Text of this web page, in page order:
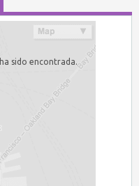
sido encontrada.